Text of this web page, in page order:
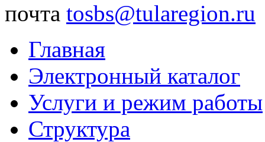
почта tosbs@tularegion.ru
Главная
Электронный каталог
Услуги и режим работы
Структура